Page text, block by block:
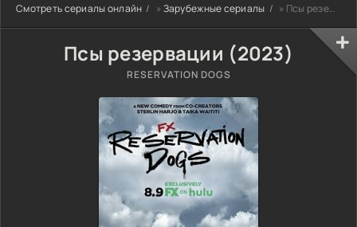
Смотреть сериалы онлайн » Зарубежные сериалы » Псы резервации (2023)
Псы резервации (2023)
RESERVATION DOGS